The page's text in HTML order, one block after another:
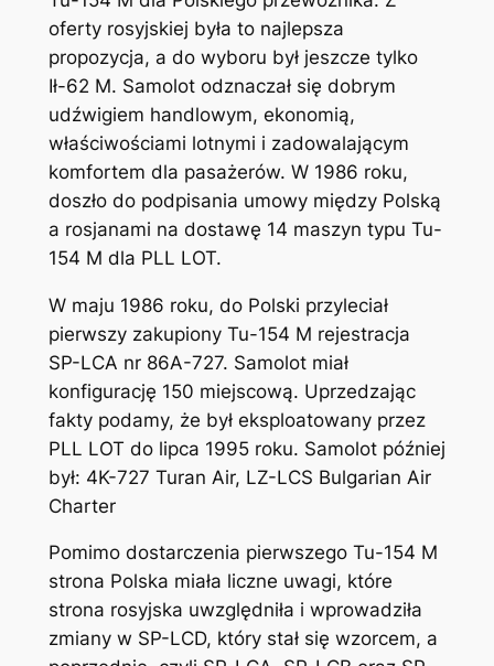
oferty rosyjskiej była to najlepsza
propozycja, a do wyboru był jeszcze tylko
Ił-62 M. Samolot odznaczał się dobrym
udźwigiem handlowym, ekonomią,
właściwościami lotnymi i zadowalającym
komfortem dla pasażerów. W 1986 roku,
doszło do podpisania umowy między Polską
a rosjanami na dostawę 14 maszyn typu Tu-
154 M dla PLL LOT.
W maju 1986 roku, do Polski przyleciał
pierwszy zakupiony Tu-154 M rejestracja
SP-LCA nr 86A-727. Samolot miał
konfigurację 150 miejscową. Uprzedzając
fakty podamy, że był eksploatowany przez
PLL LOT do lipca 1995 roku. Samolot później
był: 4K-727 Turan Air, LZ-LCS Bulgarian Air
Charter
Pomimo dostarczenia pierwszego Tu-154 M
strona Polska miała liczne uwagi, które
strona rosyjska uwzględniła i wprowadziła
zmiany w SP-LCD, który stał się wzorcem, a